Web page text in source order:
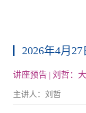
2026年4月
讲座预告 | 刘哲：
主讲人：刘哲